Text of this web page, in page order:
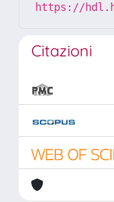
https://
Citazioni